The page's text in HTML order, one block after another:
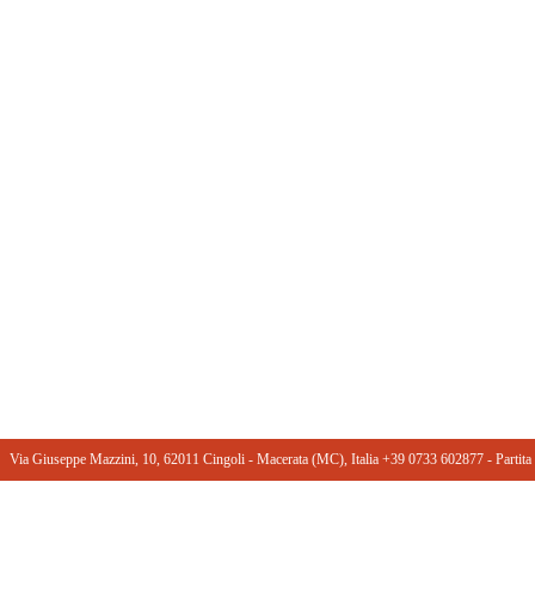
Via Giuseppe Mazzini, 10, 62011 Cingoli - Macerata (MC), Italia +39 0733 602877 ‎-